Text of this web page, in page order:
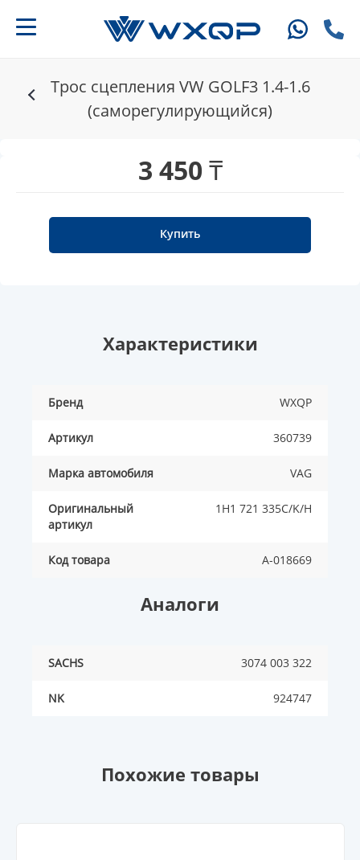
Трос сцепления VW GOLF3 1.4-1.6
(саморегулирующийся)
3 450 ₸
Купить
Характеристики
Бренд WXQP
Артикул 360739
Марка автомобиля VAG
Оригинальный
артикул
1H1 721 335C/K/H
Код товара A-018669
Аналоги
SACHS 3074 003 322
NK 924747
Похожие товары